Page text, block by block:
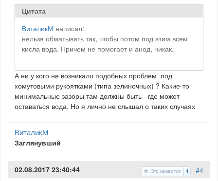
Цитата
ВиталикМ написал:
нельзя обматывать так, чтобы потом под этим всем
кисла вода. Причем не помогает и анод, никак.
А ни у кого не возникало подобных проблем под
хомутовыми рукоятками (типа зелиночных) ? Какие-то
минимальные зазоры там должны быть - где может
оставаться вода. Но я лично не слышал о таких случаях
ВиталикМ
Заглянувший
#4
Это нравится 4
02.08.2017 23:40:44